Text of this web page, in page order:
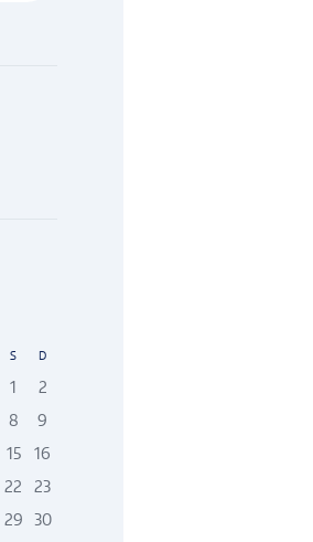
S D
1
2
8
9
15
16
22
23
29
30